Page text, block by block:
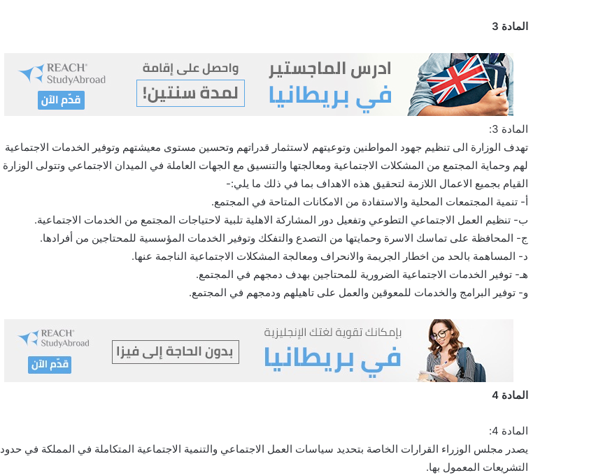
المادة 3
المادة 3:
تهدف الوزارة الى تنظيم جهود المواطنين وتوعيتهم لاستثمار قدراتهم وتحسين مستوى معيشتهم وتوفير الخدمات الاجتماعية
لهم وحماية المجتمع من المشكلات الاجتماعية ومعالجتها والتنسيق مع الجهات العاملة في الميدان الاجتماعي وتتولى الوزارة
القيام بجميع الاعمال اللازمة لتحقيق هذه الاهداف بما في ذلك ما يلي:-
أ- تنمية المجتمعات المحلية والاستفادة من الامكانات المتاحة في المجتمع.
ب- تنظيم العمل الاجتماعي التطوعي وتفعيل دور المشاركة الاهلية تلبية لاحتياجات المجتمع من الخدمات الاجتماعية.
ج- المحافظة على تماسك الاسرة وحمايتها من التصدع والتفكك وتوفير الخدمات المؤسسية للمحتاجين من أفرادها.
د- المساهمة بالحد من اخطار الجريمة والانحراف ومعالجة المشكلات الاجتماعية الناجمة عنها.
هـ- توفير الخدمات الاجتماعية الضرورية للمحتاجين بهدف دمجهم في المجتمع.
و- توفير البرامج والخدمات للمعوقين والعمل على تاهيلهم ودمجهم في المجتمع.
المادة 4
المادة 4:
يصدر مجلس الوزراء القرارات الخاصة بتحديد سياسات العمل الاجتماعي والتنمية الاجتماعية المتكاملة في المملكة في حدود
التشريعات المعمول بها.